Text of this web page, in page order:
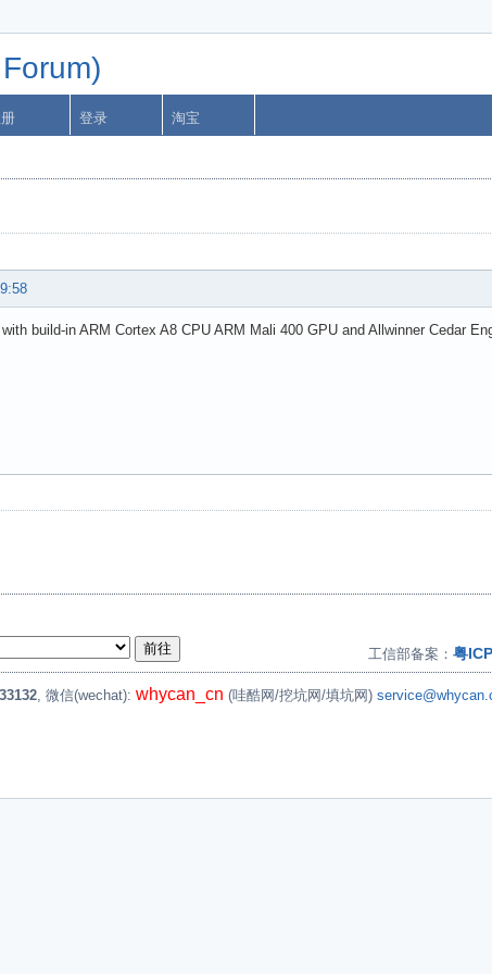
登录 淘宝
build-in ARM Cortex A8 CPU ARM Mali 400 GPU and Allwinner Cedar
工信部备案： 粤
, 微信(wechat): whycan_cn (哇酷网/挖坑网/填坑网)